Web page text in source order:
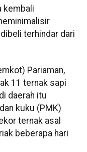
kembali
terhindar dari
Pariaman,
11 ternak sapi
daerah itu
kuku (PMK)
ternak asal
beberapa hari